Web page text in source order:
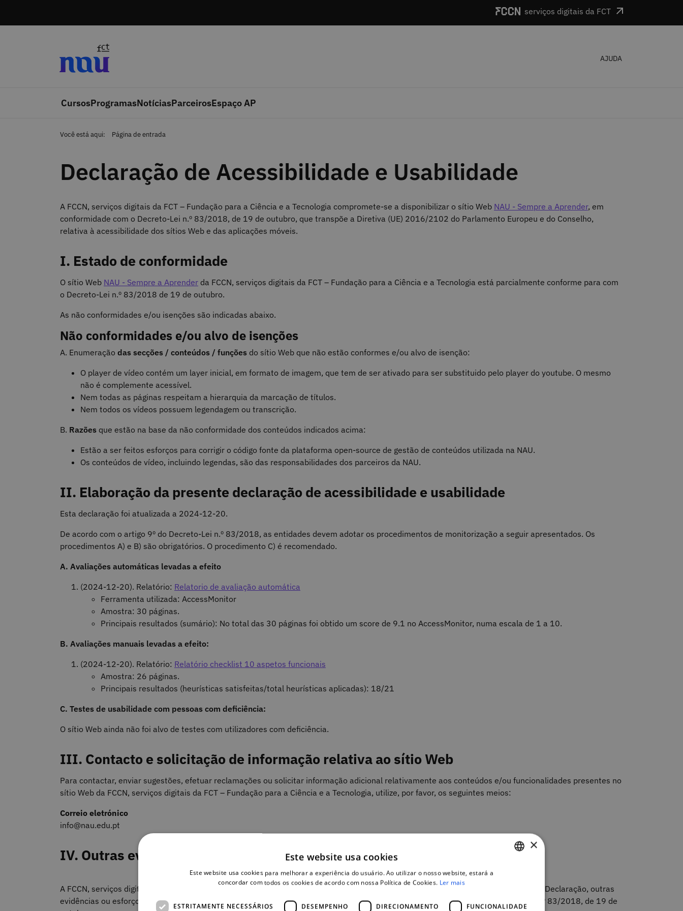
serviços digitais da FCT
AJUDA
CursosProgramasNotíciasParceirosEspaço AP
Você está aqui: Página de entrada
Declaração de Acessibilidade e Usabilidade
A FCCN, serviços digitais da FCT – Fundação para a Ciência e a Tecnologia compromete-se a disponibilizar o sítio Web NAU - Sempre a Aprender, em
conformidade com o Decreto-Lei n.º 83/2018, de 19 de outubro, que transpõe a Diretiva (UE) 2016/2102 do Parlamento Europeu e do Conselho,
relativa à acessibilidade dos sítios Web e das aplicações móveis.
I. Estado de conformidade
O sítio Web NAU - Sempre a Aprender da FCCN, serviços digitais da FCT – Fundação para a Ciência e a Tecnologia está parcialmente conforme para com
o Decreto-Lei n.º 83/2018 de 19 de outubro.
As não conformidades e/ou isenções são indicadas abaixo.
Não conformidades e/ou alvo de isenções
A. Enumeração das secções / conteúdos / funções do sítio Web que não estão conformes e/ou alvo de isenção:
O player de vídeo contém um layer inicial, em formato de imagem, que tem de ser ativado para ser substituido pelo player do youtube. O mesmo
não é complemente acessível.
Nem todas as páginas respeitam a hierarquia da marcação de títulos.
Nem todos os vídeos possuem legendagem ou transcrição.
B. Razões que estão na base da não conformidade dos conteúdos indicados acima:
Estão a ser feitos esforços para corrigir o código fonte da plataforma open-source de gestão de conteúdos utilizada na NAU.
Os conteúdos de vídeo, incluindo legendas, são das responsabilidades dos parceiros da NAU.
II. Elaboração da presente declaração de acessibilidade e usabilidade
Esta declaração foi atualizada a 2024-12-20.
De acordo com o artigo 9º do Decreto-Lei n.º 83/2018, as entidades devem adotar os procedimentos de monitorização a seguir apresentados. Os
procedimentos A) e B) são obrigatórios. O procedimento C) é recomendado.
A. Avaliações automáticas levadas a efeito
(2024-12-20). Relatório: Relatorio de avaliação automática
Ferramenta utilizada: AccessMonitor
Amostra: 30 páginas.
Principais resultados (sumário): No total das 30 páginas foi obtido um score de 9.1 no AccessMonitor, numa escala de 1 a 10.
B. Avaliações manuais levadas a efeito:
(2024-12-20). Relatório: Relatório checklist 10 aspetos funcionais
Amostra: 26 páginas.
Principais resultados (heurísticas satisfeitas/total heurísticas aplicadas): 18/21
C. Testes de usabilidade com pessoas com deficiência:
O sítio Web ainda não foi alvo de testes com utilizadores com deficiência.
III. Contacto e solicitação de informação relativa ao sítio Web
Para contactar, enviar sugestões, efetuar reclamações ou solicitar informação adicional relativamente aos conteúdos e/ou funcionalidades presentes no
sítio Web da FCCN, serviços digitais da FCT – Fundação para a Ciência e a Tecnologia, utilize, por favor, os seguintes meios:
Correio eletrónico
info@nau.edu.pt
IV. Outras evidências
A FCCN, serviços digitais da FCT – Fundação para a Ciência e a Tecnologianão apresentou, aquando do preenchimento da presente Declaração, outras
evidências ou esforços para tornar o seu sítio Web conforme para com os requisitos de acessibilidade constantes do Decreto-Lei n.º 83/2018, de 19 de
×
Este website usa cookies
Este website usa cookies para melhorar a experiência do usuário. Ao utilizar o nosso website, estará a
concordar com todos os cookies de acordo com nossa Política de Cookies. Ler mais
ESTRITAMENTE NECESSÁRIOS DESEMPENHO DIRECIONAMENTO FUNCIONALIDADE